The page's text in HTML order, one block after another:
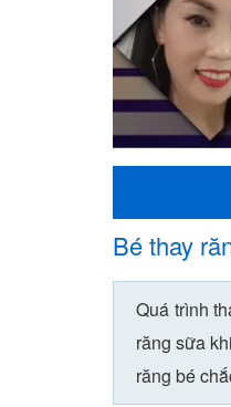
Bé thay
Quá trình
răng sữa
răng bé